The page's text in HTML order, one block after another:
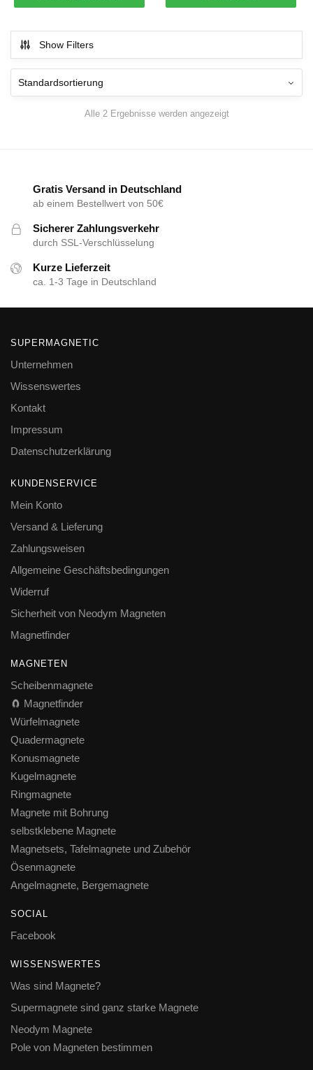
Show Filters
Alle 2 Ergebnisse werden angezeigt
Gratis Versand in Deutschland
ab einem Bestellwert von 50€
Sicherer Zahlungsverkehr
durch SSL-Verschlüsselung
Kurze Lieferzeit
ca. 1-3 Tage in Deutschland
SUPERMAGNETIC
Unternehmen
Wissenswertes
Kontakt
Impressum
Datenschutzerklärung
KUNDENSERVICE
Mein Konto
Versand & Lieferung
Zahlungsweisen
Allgemeine Geschäftsbedingungen
Widerruf
Sicherheit von Neodym Magneten
Magnetfinder
MAGNETEN
Scheibenmagnete
🧲 Magnetfinder
Würfelmagnete
Quadermagnete
Konusmagnete
Kugelmagnete
Ringmagnete
Magnete mit Bohrung
selbstklebene Magnete
Magnetsets, Tafelmagnete und Zubehör
Ösenmagnete
Angelmagnete, Bergemagnete
SOCIAL
Facebook
WISSENSWERTES
Was sind Magnete?
Supermagnete sind ganz starke Magnete
Neodym Magnete
Pole von Magneten bestimmen